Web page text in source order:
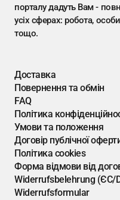
порталу дадуть Вам -
усіх сферах: робота,
тощо.
Доставка
Повернення та обмін
FAQ
Політика
Умови та положення
Договір публічної
Політика cookies
Форма відмови від
Widerrufsbelehrung (ЄС/
Widerrufsformular